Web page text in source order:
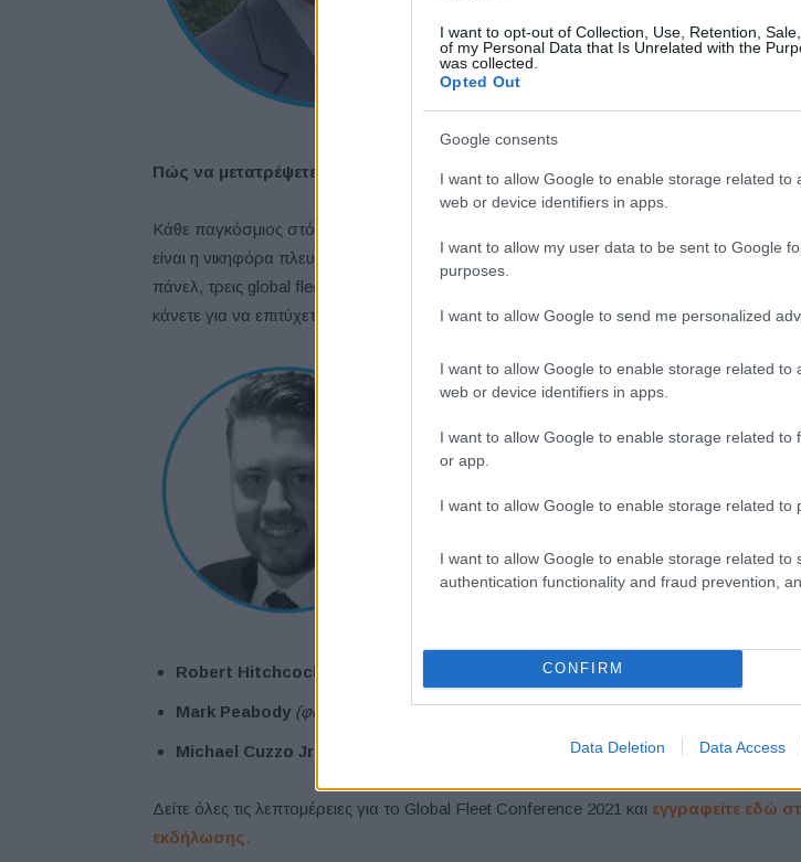
I want to opt-out of Collection, Use, Retention,
of my Personal Data that Is Unrelated with the
was collected.
Opted Out
Google consents
I want to allow Google to enable storage related to
web or device identifiers in apps.
I want to allow my user data to be sent to Google
purposes.
I want to allow Google to send me personalized
I want to allow Google to enable storage related to
web or device identifiers in apps.
I want to allow Google to enable storage related to
or app.
I want to allow Google to enable storage related to
I want to allow Google to enable storage related to
authentication functionality and fraud prevention,
CONFIRM
Data Deletion Data Access
Οι συμμετέχοντες στο Global Fleet
να ανταλλάξουν ιδέες με τον κ.
Πώς να μετατρέψετε τις παγκόσμιες προκλήσεις του στόλου σε ευκαιρίες
Κάθε παγκόσμιος στόλος είναι σαν ένα νόμισμα που έχει δύο πλευρές. Είναι σημαντικό
είναι η νικηφόρα πλευρά και να προσαρμόσετε ανάλογα τις πολιτικές σας. Σε αυτήν
πάνελ, τρεις global fleet managers μοιράζονται τις απόψεις τους για τι τι πρέπει και τι
κάνετε για να επιτύχετε.
Robert Hitchcock , Head of Global Procurement, G4S
Mark Peabody (φωτογραφία κέντρο), Global Fleet Leader Facilities & Services, 3M
Michael Cuzzo Jr , Global Category Leader Fleet, IBM
Δείτε όλες τις λεπτομέρειες για το Global Fleet Conference 2021 και εγγραφείτε εδώ
εκδήλωσης .